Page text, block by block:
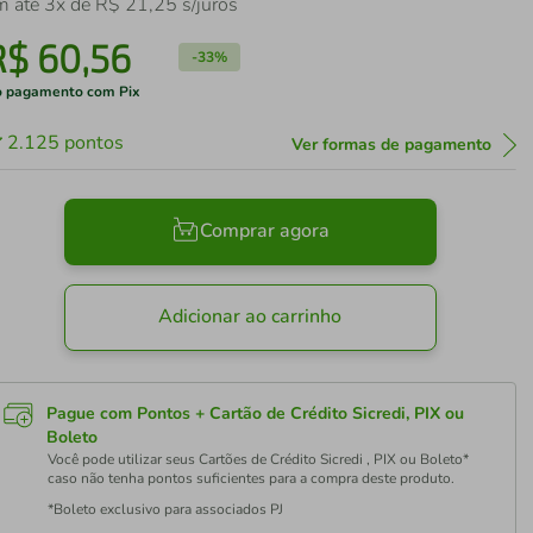
60,56 -33%
pagamento com Pix
2.125 pontos Ver formas de pagamento
Comprar agora
Adicionar ao carrinho
Pague com Pontos + Cartão de Crédito Sicredi, PIX ou
Boleto
Você pode utilizar seus Cartões de Crédito Sicredi , PIX ou Boleto*
caso não tenha pontos suficientes para a compra deste produto.
*Boleto exclusivo para associados PJ